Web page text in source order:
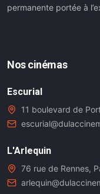
permanente portée à
Nos cinémas
Escurial
11 boulevard de
L'Arlequin
76 rue de Rennes,